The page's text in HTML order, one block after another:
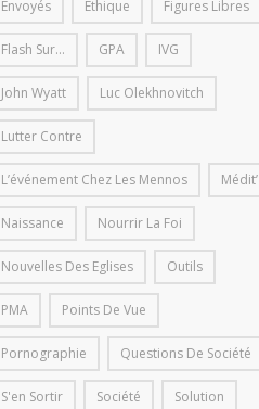
Envoyés Ethique Figures Libres
Flash Sur... GPA IVG
John Wyatt Luc Olekhnovitch
Lutter Contre
L’événement Chez Les Mennos Médit’
Naissance Nourrir La Foi
Nouvelles Des Eglises Outils
PMA Points De Vue
Pornographie Questions De Société
S'en Sortir Société Solution